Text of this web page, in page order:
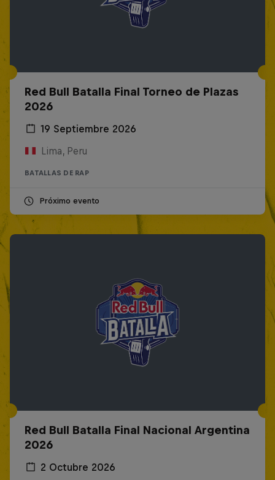
Red Bull Batalla Final Torneo de Plazas
2026
19 Septiembre 2026
Lima, Peru
BATALLAS DE RAP
Próximo evento
Red Bull Batalla Final Nacional Argentina
2026
2 Octubre 2026